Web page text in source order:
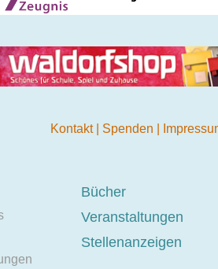
Kontakt Spenden
Bücher
Veranstaltungen
Stellenanzeigen